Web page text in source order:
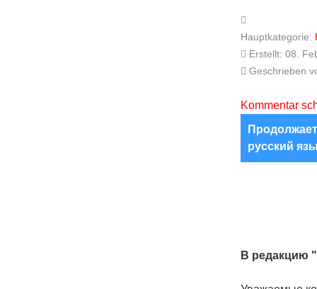
Hauptkategorie:
Erstellt: 08.
Geschrieben
Kommentar
русский
В редакцию "